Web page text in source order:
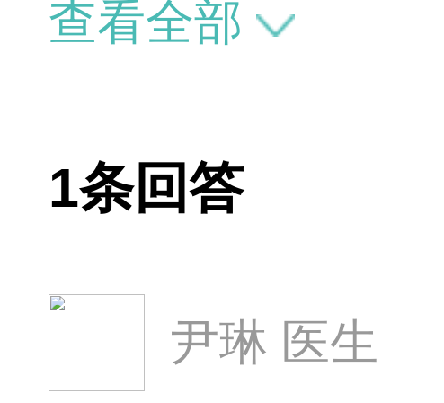
查看全部
1条回答
尹琳 医生